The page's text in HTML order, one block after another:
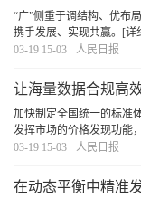
“广”侧重于调结构、优布
携手发展、实现共赢。 [详
03-19 15-03
人民日报
让海量数据合规高
加快制定全国统一的标准
发挥市场的价格发现功能
[详细]
03-19 15-03 人民日报
在动态平衡中精准